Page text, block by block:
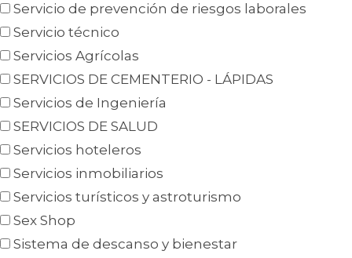
Servicio de prevención de riesgos laborales
Servicio técnico
Servicios Agrícolas
SERVICIOS DE CEMENTERIO - LÁPIDAS
Servicios de Ingeniería
SERVICIOS DE SALUD
Servicios hoteleros
Servicios inmobiliarios
Servicios turísticos y astroturismo
Sex Shop
Sistema de descanso y bienestar